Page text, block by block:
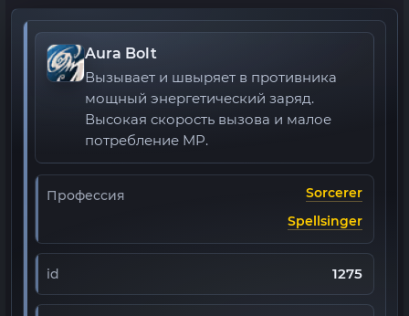
Aura Bolt
Вызывает и швыряет в противника
мощный энергетический заряд.
Высокая скорость вызова и малое
потребление MP.
Профессия
Sorcerer
Spellsinger
id 1275